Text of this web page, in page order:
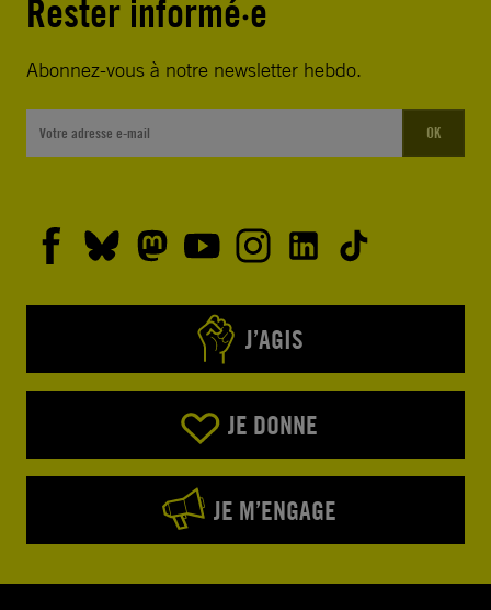
Rester informé·e
Abonnez-vous à notre newsletter hebdo.
OK
J’AGIS
JE DONNE
JE M’ENGAGE